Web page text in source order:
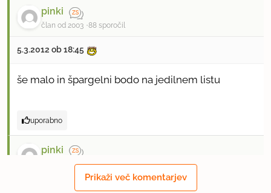
pinki
član od 2003 88 sporočil
5.3.2012 ob 18:45
še malo in špargelni bodo na jedilnem listu
uporabno
pinki
član od 2003 88 sporočil
5.3.2012 ob 18:47
Prikaži več komentarjev